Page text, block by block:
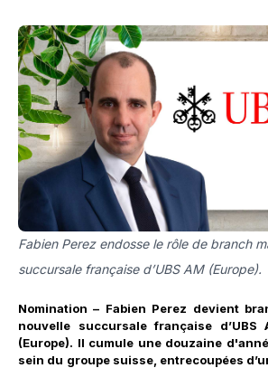
Fabien Perez endosse le rôle de branch
succursale française d’UBS AM (Europe).
Nomination – Fabien Perez devient
nouvelle succursale française d’UBS
(Europe). Il cumule une douzaine
sein du groupe suisse, entrecoupées